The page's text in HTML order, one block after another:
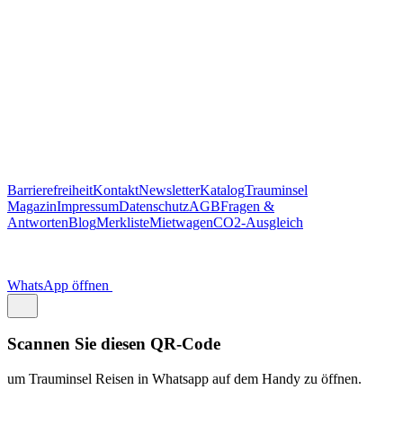
BarrierefreiheitKontaktNewsletterKatalogTrauminsel
MagazinImpressumDatenschutzAGBFragen &
AntwortenBlogMerklisteMietwagenCO2-Ausgleich
WhatsApp öffnen
Scannen Sie diesen QR-Code
um Trauminsel Reisen in Whatsapp auf dem Handy zu öffnen.